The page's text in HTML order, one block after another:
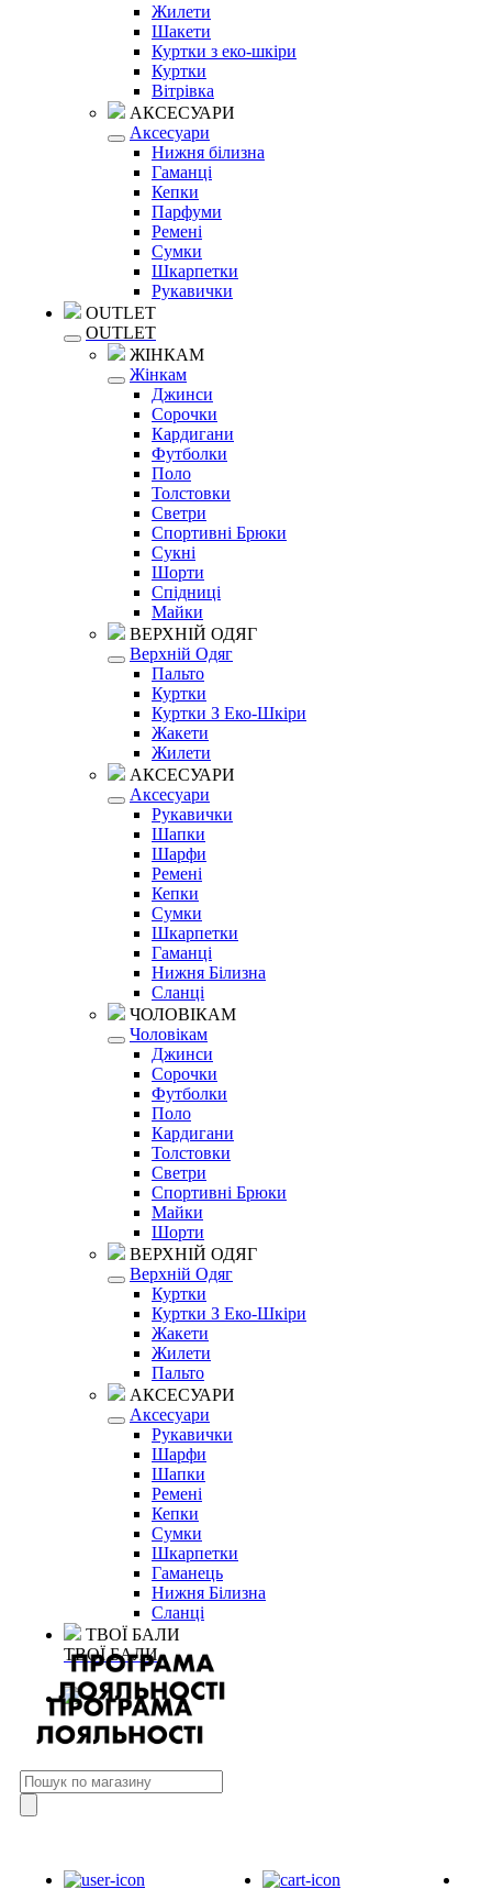
Жилети
Шакети
Куртки з еко-шкіри
Куртки
Вітрівка
АКСЕСУАРИ
Аксесуари
Нижня білизна
Гаманці
Кепки
Парфуми
Ремені
Сумки
Шкарпетки
Рукавички
OUTLET
OUTLET
ЖІНКАМ
Жінкам
Джинси
Сорочки
Кардигани
Футболки
Поло
Толстовки
Светри
Спортивні Брюки
Сукні
Шорти
Спідниці
Майки
ВЕРХНІЙ ОДЯГ
Верхній Одяг
Пальто
Куртки
Куртки З Еко-Шкіри
Жакети
Жилети
АКСЕСУАРИ
Аксесуари
Рукавички
Шапки
Шарфи
Ремені
Кепки
Сумки
Шкарпетки
Гаманці
Нижня Білизна
Сланці
ЧОЛОВІКАМ
Чоловікам
Джинси
Сорочки
Футболки
Поло
Кардигани
Толстовки
Светри
Спортивні Брюки
Майки
Шорти
ВЕРХНІЙ ОДЯГ
Верхній Одяг
Куртки
Куртки З Еко-Шкіри
Жакети
Жилети
Пальто
АКСЕСУАРИ
Аксесуари
Рукавички
Шарфи
Шапки
Ремені
Кепки
Сумки
Шкарпетки
Гаманець
Нижня Білизна
Сланці
ТВОЇ БАЛИ
ТВОЇ БАЛИ